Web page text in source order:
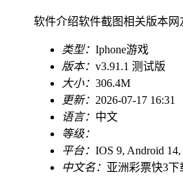
软件介绍软件截图相关版本
类型： Iphone游戏
版本： v3.91.1 测试版
大小： 306.4M
更新： 2026-07-17 16:31
语言： 中文
等级：
平台： IOS 9, Android
中文名： 亚洲彩票快3下